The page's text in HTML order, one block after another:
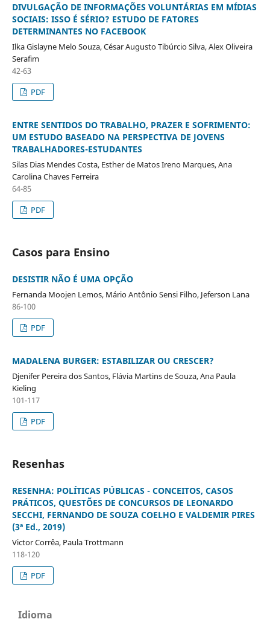
DIVULGAÇÃO DE INFORMAÇÕES VOLUNTÁRIAS EM MÍDIAS
SOCIAIS: ISSO É SÉRIO? ESTUDO DE FATORES
DETERMINANTES NO FACEBOOK
Ilka Gislayne Melo Souza, César Augusto Tibúrcio Silva, Alex Oliveira
Serafim
42-63
PDF
ENTRE SENTIDOS DO TRABALHO, PRAZER E SOFRIMENTO:
UM ESTUDO BASEADO NA PERSPECTIVA DE JOVENS
TRABALHADORES-ESTUDANTES
Silas Dias Mendes Costa, Esther de Matos Ireno Marques, Ana
Carolina Chaves Ferreira
64-85
PDF
Casos para Ensino
DESISTIR NÃO É UMA OPÇÃO
Fernanda Moojen Lemos, Mário Antônio Sensi Filho, Jeferson Lana
86-100
PDF
MADALENA BURGER: ESTABILIZAR OU CRESCER?
Djenifer Pereira dos Santos, Flávia Martins de Souza, Ana Paula
Kieling
101-117
PDF
Resenhas
RESENHA: POLÍTICAS PÚBLICAS - CONCEITOS, CASOS
PRÁTICOS, QUESTÕES DE CONCURSOS DE LEONARDO
SECCHI, FERNANDO DE SOUZA COELHO E VALDEMIR PIRES
(3ª Ed., 2019)
Victor Corrêa, Paula Trottmann
118-120
PDF
Idioma